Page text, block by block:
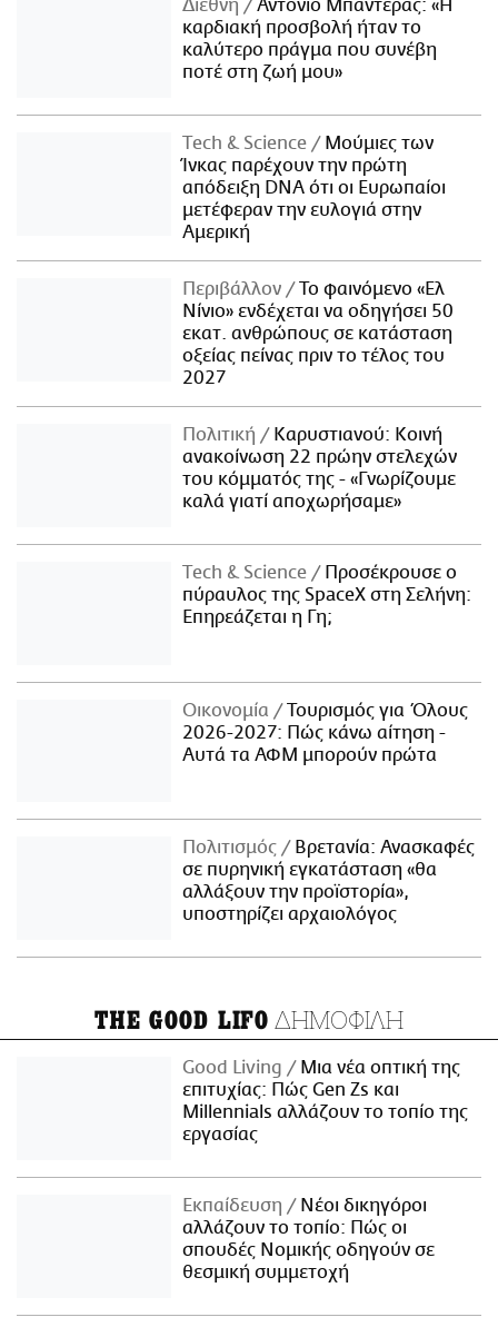
Διεθνή
Αντόνιο Μπαντέρας: «Η
καρδιακή προσβολή ήταν το
καλύτερο πράγμα που συνέβη
ποτέ στη ζωή μου»
Τech & Science
Μούμιες των
Ίνκας παρέχουν την πρώτη
απόδειξη DNA ότι οι Ευρωπαίοι
μετέφεραν την ευλογιά στην
Αμερική
Περιβάλλον
Το φαινόμενο «Ελ
Νίνιο» ενδέχεται να οδηγήσει 50
εκατ. ανθρώπους σε κατάσταση
οξείας πείνας πριν το τέλος του
2027
Πολιτική
Καρυστιανού: Κοινή
ανακοίνωση 22 πρώην στελεχών
του κόμματός της - «Γνωρίζουμε
καλά γιατί αποχωρήσαμε»
Τech & Science
Προσέκρουσε ο
πύραυλος της SpaceX στη Σελήνη:
Επηρεάζεται η Γη;
Οικονομία
Τουρισμός για Όλους
2026-2027: Πώς κάνω αίτηση -
Αυτά τα ΑΦΜ μπορούν πρώτα
Πολιτισμός
Βρετανία: Ανασκαφές
σε πυρηνική εγκατάσταση «θα
αλλάξουν την προϊστορία»,
υποστηρίζει αρχαιολόγος
THE GOOD LIFO ΔΗΜΟΦΙΛΗ
Good Living
Μια νέα οπτική της
επιτυχίας: Πώς Gen Zs και
Millennials αλλάζουν το τοπίο της
εργασίας
Εκπαίδευση
Νέοι δικηγόροι
αλλάζουν το τοπίο: Πώς οι
σπουδές Νομικής οδηγούν σε
θεσμική συμμετοχή